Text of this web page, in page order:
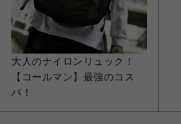
大人のナイロンリュック！
【コールマン】最強のコス
パ！